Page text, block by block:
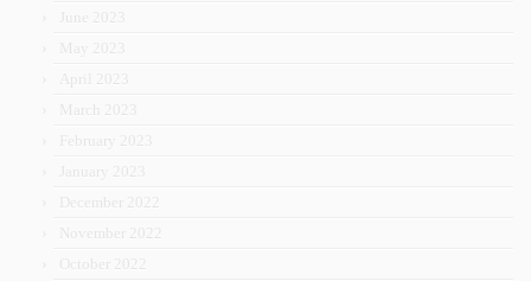
June 2023
May 2023
April 2023
March 2023
February 2023
January 2023
December 2022
November 2022
October 2022